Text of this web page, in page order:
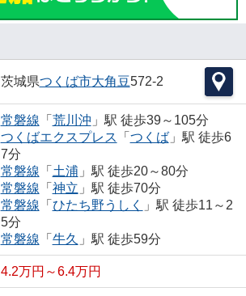
茨城県つくば市大角豆572-2
常磐線 「 荒川沖 」駅 徒歩39～105分
つくばエクスプレス 「 つくば」駅 徒歩6
7分
常磐線 「 土浦 」駅 徒歩20～80分
常磐線 「 神立 」駅 徒歩70分
常磐線 「 ひたち野うしく
」駅 徒歩11～2
5分
常磐線 「 牛久 」駅 徒歩59分
4.2万円～6.4万円